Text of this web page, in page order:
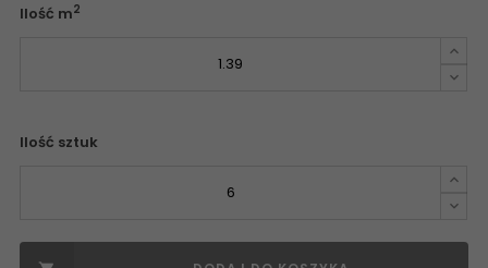
Ilość m2
Ilość sztuk